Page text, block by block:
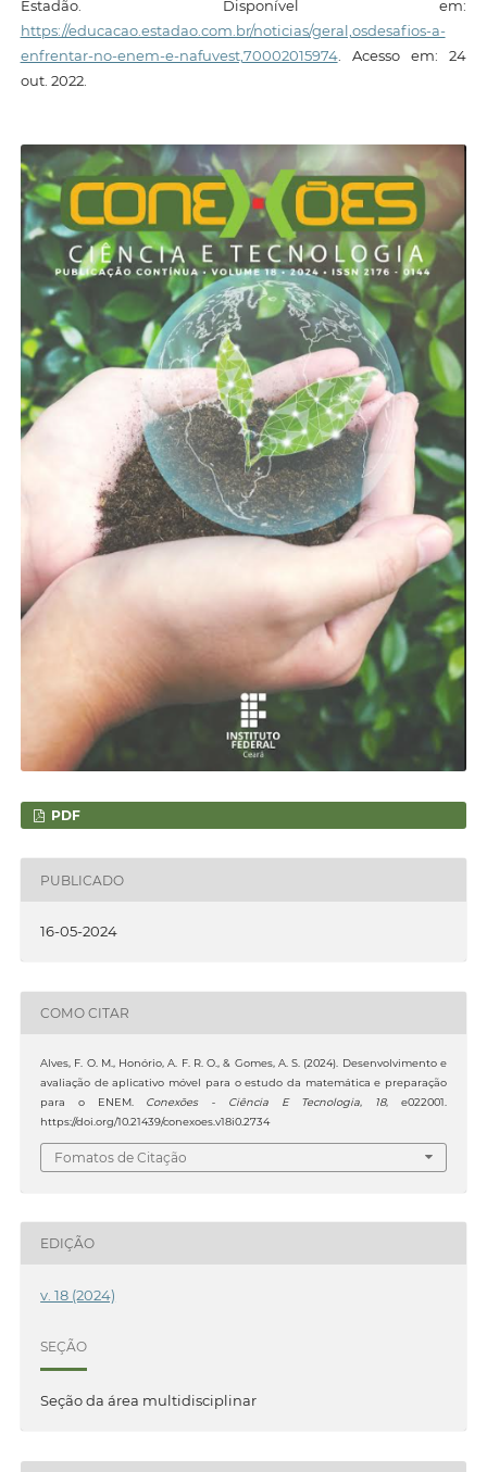
Estadão. Disponível em:
https://educacao.estadao.com.br/noticias/geral,osdesafios-a-
enfrentar-no-enem-e-nafuvest,70002015974. Acesso em: 24
out. 2022.
PDF
PUBLICADO
16-05-2024
COMO CITAR
Alves, F. O. M., Honório, A. F. R. O., & Gomes, A. S. (2024). Desenvolvimento e
avaliação de aplicativo móvel para o estudo da matemática e preparação
para o ENEM. Conexões - Ciência E Tecnologia, 18, e022001.
https://doi.org/10.21439/conexoes.v18i0.2734
Fomatos de Citação
EDIÇÃO
v. 18 (2024)
SEÇÃO
Seção da área multidisciplinar